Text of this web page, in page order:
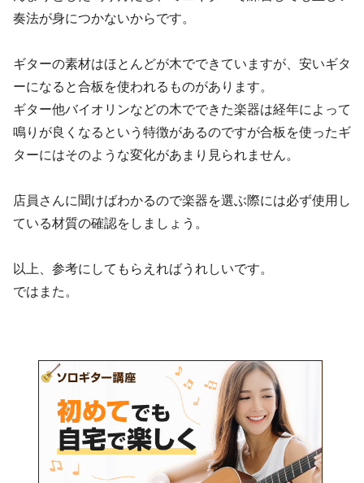
奏法が身につかないからです。
ギターの素材はほとんどが木でできていますが、安いギタ
ーになると合板を使われるものがあります。
ギター他バイオリンなどの木でできた楽器は経年によって
鳴りが良くなるという特徴があるのですが合板を使ったギ
ターにはそのような変化があまり見られません。
店員さんに聞けばわかるので楽器を選ぶ際には必ず使用し
ている材質の確認をしましょう。
以上、参考にしてもらえればうれしいです。
ではまた。